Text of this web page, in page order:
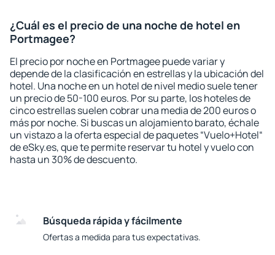
¿Cuál es el precio de una noche de hotel en
Portmagee?
El precio por noche en Portmagee puede variar y
depende de la clasificación en estrellas y la ubicación del
hotel. Una noche en un hotel de nivel medio suele tener
un precio de 50-100 euros. Por su parte, los hoteles de
cinco estrellas suelen cobrar una media de 200 euros o
más por noche. Si buscas un alojamiento barato, échale
un vistazo a la oferta especial de paquetes “Vuelo+Hotel“
de eSky.es, que te permite reservar tu hotel y vuelo con
hasta un 30% de descuento.
Búsqueda rápida y fácilmente
Ofertas a medida para tus expectativas.